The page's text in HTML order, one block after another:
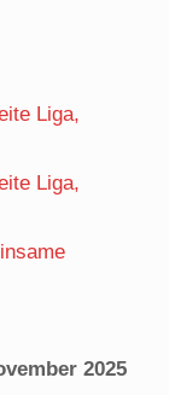
Liga,
Liga,
2025